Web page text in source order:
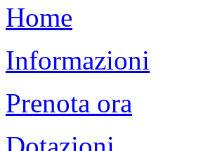
Home
Informazioni
Prenota ora